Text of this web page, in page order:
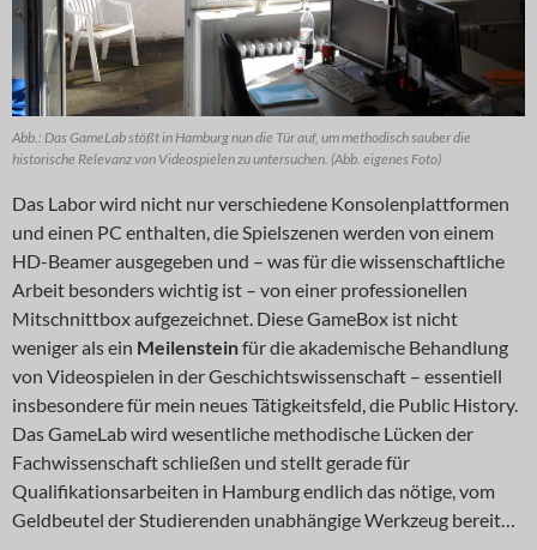
Abb.: Das GameLab stößt in Hamburg nun die Tür auf, um methodisch sauber die
historische Relevanz von Videospielen zu untersuchen. (Abb. eigenes Foto)
Das Labor wird nicht nur verschiedene Konsolenplattformen
und einen PC enthalten, die Spielszenen werden von einem
HD-Beamer ausgegeben und – was für die wissenschaftliche
Arbeit besonders wichtig ist – von einer professionellen
Mitschnittbox aufgezeichnet. Diese GameBox ist nicht
weniger als ein Meilensteinfür die akademische Behandlung
von Videospielen in der Geschichtswissenschaft – essentiell
insbesondere für mein neues Tätigkeitsfeld, die Public History.
Das GameLab wird wesentliche methodische Lücken der
Fachwissenschaft schließen und stellt gerade für
Qualifikationsarbeiten in Hamburg endlich das nötige, vom
Geldbeutel der Studierenden unabhängige Werkzeug bereit…